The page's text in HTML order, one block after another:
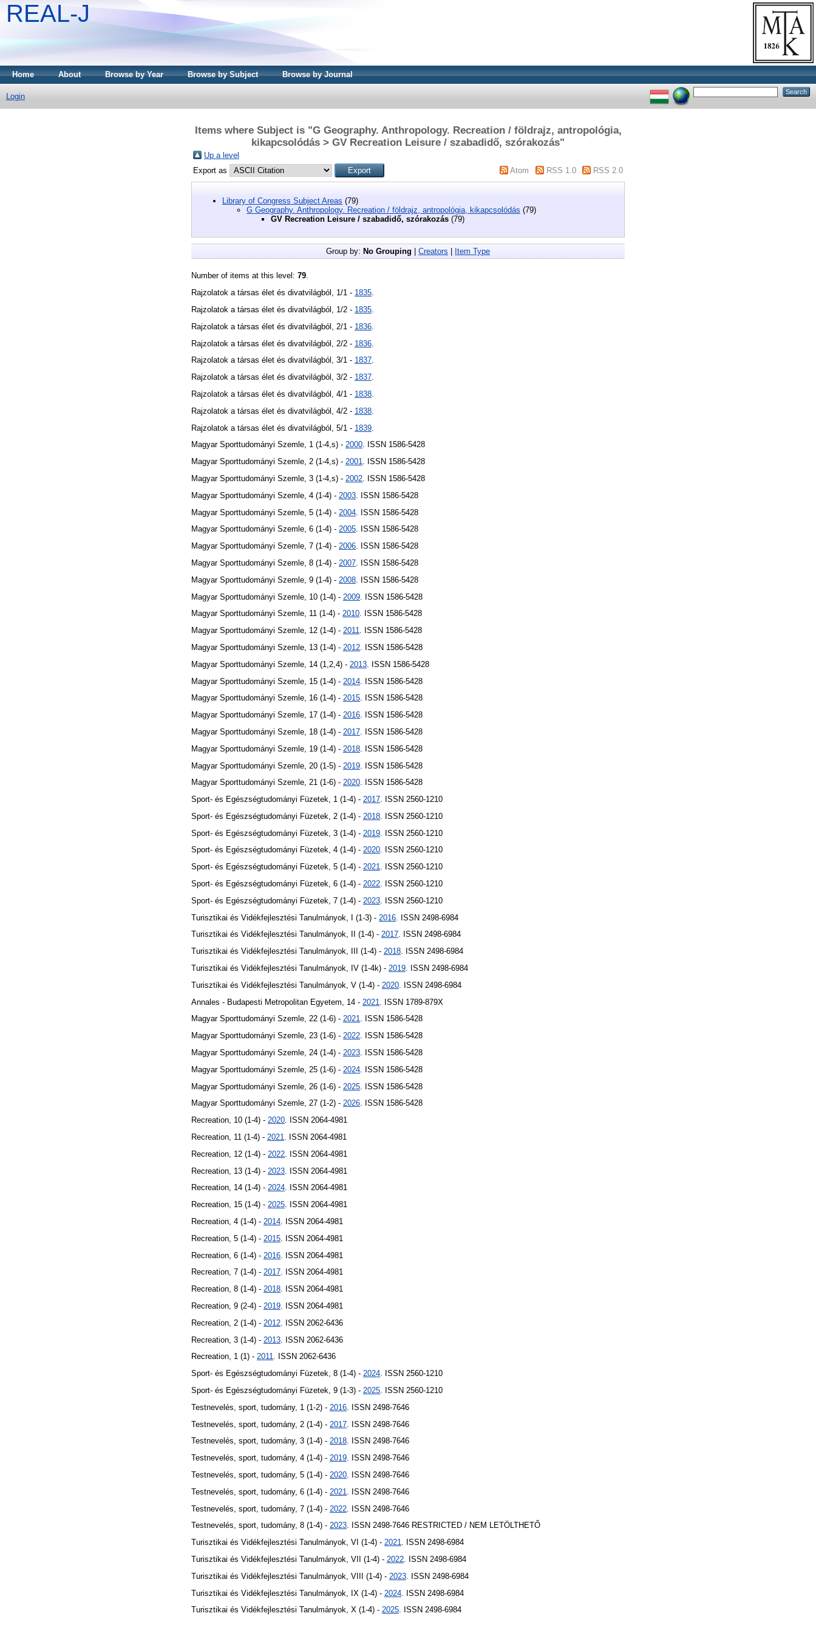
REAL-J
Home About Browse by Year Browse by Subject Browse by Journal
Login
Items where Subject is "G Geography. Anthropology. Recreation / földrajz, antropológia,
kikapcsolódás > GV Recreation Leisure / szabadidő, szórakozás"
Up a level
Export as
Atom RSS 1.0 RSS 2.0
Library of Congress Subject Areas (79)
G Geography. Anthropology. Recreation / földrajz, antropológia, kikapcsolódás (79)
GV Recreation Leisure / szabadidő, szórakozás (79)
Group by: No Grouping Creators Item Type
Number of items at this level: 79.
Rajzolatok a társas élet és divatvilágból, 1/1 - 1835.
Rajzolatok a társas élet és divatvilágból, 1/2 - 1835
Rajzolatok a társas élet és divatvilágból, 2/1 - 1836
Rajzolatok a társas élet és divatvilágból, 2/2 - 1836
Rajzolatok a társas élet és divatvilágból, 3/1 - 1837.
Rajzolatok a társas élet és divatvilágból, 3/2 - 1837.
Rajzolatok a társas élet és divatvilágból, 4/1 - 1838
Rajzolatok a társas élet és divatvilágból, 4/2 - 1838
Rajzolatok a társas élet és divatvilágból, 5/1 - 1839
Magyar Sporttudományi Szemle, 1 (1-4,s) - 2000. ISSN 1586-5428
Magyar Sporttudományi Szemle, 2 (1-4,s) - 2001. ISSN 1586-5428
Magyar Sporttudományi Szemle, 3 (1-4,s) - 2002 . ISSN 1586-5428
Magyar Sporttudományi Szemle, 4 (1-4) - 2003 . ISSN 1586-5428
Magyar Sporttudományi Szemle, 5 (1-4) - 2004 . ISSN 1586-5428
Magyar Sporttudományi Szemle, 6 (1-4) - 2005. ISSN 1586-5428
Magyar Sporttudományi Szemle, 7 (1-4) - 2006. ISSN 1586-5428
Magyar Sporttudományi Szemle, 8 (1-4) - 2007 . ISSN 1586-5428
Magyar Sporttudományi Szemle, 9 (1-4) - 2008 . ISSN 1586-5428
Magyar Sporttudományi Szemle, 10 (1-4) - 2009 . ISSN 1586-5428
Magyar Sporttudományi Szemle, 11 (1-4) - 2010. ISSN 1586-5428
Magyar Sporttudományi Szemle, 12 (1-4) - 2011. ISSN 1586-5428
Magyar Sporttudományi Szemle, 13 (1-4) - 2012 . ISSN 1586-5428
Magyar Sporttudományi Szemle, 14 (1,2,4) - 2013 . ISSN 1586-5428
Magyar Sporttudományi Szemle, 15 (1-4) - 2014 . ISSN 1586-5428
Magyar Sporttudományi Szemle, 16 (1-4) - 2015. ISSN 1586-5428
Magyar Sporttudományi Szemle, 17 (1-4) - 2016. ISSN 1586-5428
Magyar Sporttudományi Szemle, 18 (1-4) - 2017 . ISSN 1586-5428
Magyar Sporttudományi Szemle, 19 (1-4) - 2018 . ISSN 1586-5428
Magyar Sporttudományi Szemle, 20 (1-5) - 2019 . ISSN 1586-5428
Magyar Sporttudományi Szemle, 21 (1-6) - 2020. ISSN 1586-5428
Sport- és Egészségtudományi Füzetek, 1 (1-4) - 2017. ISSN 2560-1210
Sport- és Egészségtudományi Füzetek, 2 (1-4) - 2018 . ISSN 2560-1210
Sport- és Egészségtudományi Füzetek, 3 (1-4) - 2019 . ISSN 2560-1210
Sport- és Egészségtudományi Füzetek, 4 (1-4) - 2020. ISSN 2560-1210
Sport- és Egészségtudományi Füzetek, 5 (1-4) - 2021. ISSN 2560-1210
Sport- és Egészségtudományi Füzetek, 6 (1-4) - 2022. ISSN 2560-1210
Sport- és Egészségtudományi Füzetek, 7 (1-4) - 2023 . ISSN 2560-1210
Turisztikai és Vidékfejlesztési Tanulmányok, I (1-3) - 2016 . ISSN 2498-6984
Turisztikai és Vidékfejlesztési Tanulmányok, II (1-4) - 2017. ISSN 2498-6984
Turisztikai és Vidékfejlesztési Tanulmányok, III (1-4) - 2018. ISSN 2498-6984
Turisztikai és Vidékfejlesztési Tanulmányok, IV (1-4k) - 2019. ISSN 2498-6984
Turisztikai és Vidékfejlesztési Tanulmányok, V (1-4) - 2020 . ISSN 2498-6984
Annales - Budapesti Metropolitan Egyetem, 14 - 2021
. ISSN 1789-879X
Magyar Sporttudományi Szemle, 22 (1-6) - 2021. ISSN 1586-5428
Magyar Sporttudományi Szemle, 23 (1-6) - 2022. ISSN 1586-5428
Magyar Sporttudományi Szemle, 24 (1-4) - 2023. ISSN 1586-5428
Magyar Sporttudományi Szemle, 25 (1-6) - 2024 . ISSN 1586-5428
Magyar Sporttudományi Szemle, 26 (1-6) - 2025 . ISSN 1586-5428
Magyar Sporttudományi Szemle, 27 (1-2) - 2026. ISSN 1586-5428
Recreation, 10 (1-4) - 2020. ISSN 2064-4981
Recreation, 11 (1-4) - 2021. ISSN 2064-4981
Recreation, 12 (1-4) - 2022 . ISSN 2064-4981
Recreation, 13 (1-4) - 2023 . ISSN 2064-4981
Recreation, 14 (1-4) - 2024. ISSN 2064-4981
Recreation, 15 (1-4) - 2025. ISSN 2064-4981
Recreation, 4 (1-4) - 2014. ISSN 2064-4981
Recreation, 5 (1-4) - 2015 . ISSN 2064-4981
Recreation, 6 (1-4) - 2016 . ISSN 2064-4981
Recreation, 7 (1-4) - 2017. ISSN 2064-4981
Recreation, 8 (1-4) - 2018. ISSN 2064-4981
Recreation, 9 (2-4) - 2019. ISSN 2064-4981
Recreation, 2 (1-4) - 2012 . ISSN 2062-6436
Recreation, 3 (1-4) - 2013 . ISSN 2062-6436
Recreation, 1 (1) - 2011. ISSN 2062-6436
Sport- és Egészségtudományi Füzetek, 8 (1-4) - 2024. ISSN 2560-1210
Sport- és Egészségtudományi Füzetek, 9 (1-3) - 2025 . ISSN 2560-1210
Testnevelés, sport, tudomány, 1 (1-2) - 2016 . ISSN 2498-7646
Testnevelés, sport, tudomány, 2 (1-4) - 2017 . ISSN 2498-7646
Testnevelés, sport, tudomány, 3 (1-4) - 2018. ISSN 2498-7646
Testnevelés, sport, tudomány, 4 (1-4) - 2019. ISSN 2498-7646
Testnevelés, sport, tudomány, 5 (1-4) - 2020 . ISSN 2498-7646
Testnevelés, sport, tudomány, 6 (1-4) - 2021
. ISSN 2498-7646
Testnevelés, sport, tudomány, 7 (1-4) - 2022 . ISSN 2498-7646
Testnevelés, sport, tudomány, 8 (1-4) - 2023. ISSN 2498-7646 RESTRICTED / NEM LETÖLTHETŐ
Turisztikai és Vidékfejlesztési Tanulmányok, VI (1-4) - 2021. ISSN 2498-6984
Turisztikai és Vidékfejlesztési Tanulmányok, VII (1-4) - 2022 . ISSN 2498-6984
Turisztikai és Vidékfejlesztési Tanulmányok, VIII (1-4) - 2023 . ISSN 2498-6984
Turisztikai és Vidékfejlesztési Tanulmányok, IX (1-4) - 2024 . ISSN 2498-6984
Turisztikai és Vidékfejlesztési Tanulmányok, X (1-4) - 2025. ISSN 2498-6984